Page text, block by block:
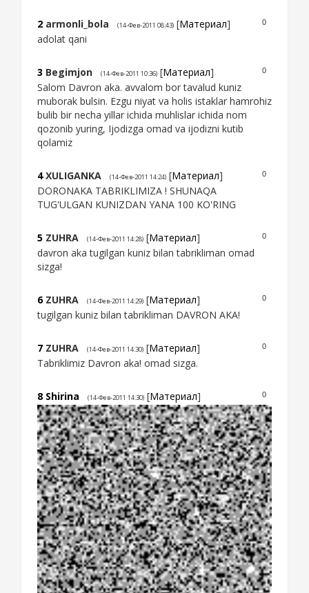
0
2 armonli_bola (14-Фев-2011 08:43) [Материал]
adolat qani
0
3 Begimjon (14-Фев-2011 10:36) [Материал]
Salom Davron aka. avvalom bor tavalud kuniz
muborak bulsin. Ezgu niyat va holis istaklar hamrohiz
bulib bir necha yillar ichida muhlislar ichida nom
qozonib yuring, Ijodizga omad va ijodizni kutib
qolamiz
0
4 XULIGANKA (14-Фев-2011 14:24) [Материал]
DORONAKA TABRIKLIMIZA ! SHUNAQA
TUG'ULGAN KUNIZDAN YANA 100 KO'RING
0
5 ZUHRA (14-Фев-2011 14:28) [Материал]
davron aka tugilgan kuniz bilan tabrikliman omad
sizga!
0
6 ZUHRA (14-Фев-2011 14:29) [Материал]
tugilgan kuniz bilan tabrikliman DAVRON AKA!
0
7 ZUHRA (14-Фев-2011 14:30) [Материал]
Tabriklimiz Davron aka! omad sizga.
0
8 Shirina (14-Фев-2011 14:30) [Материал]